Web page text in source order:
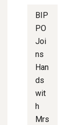
BIP
PO
Joi
ns
Han
ds
wit
h
Mrs